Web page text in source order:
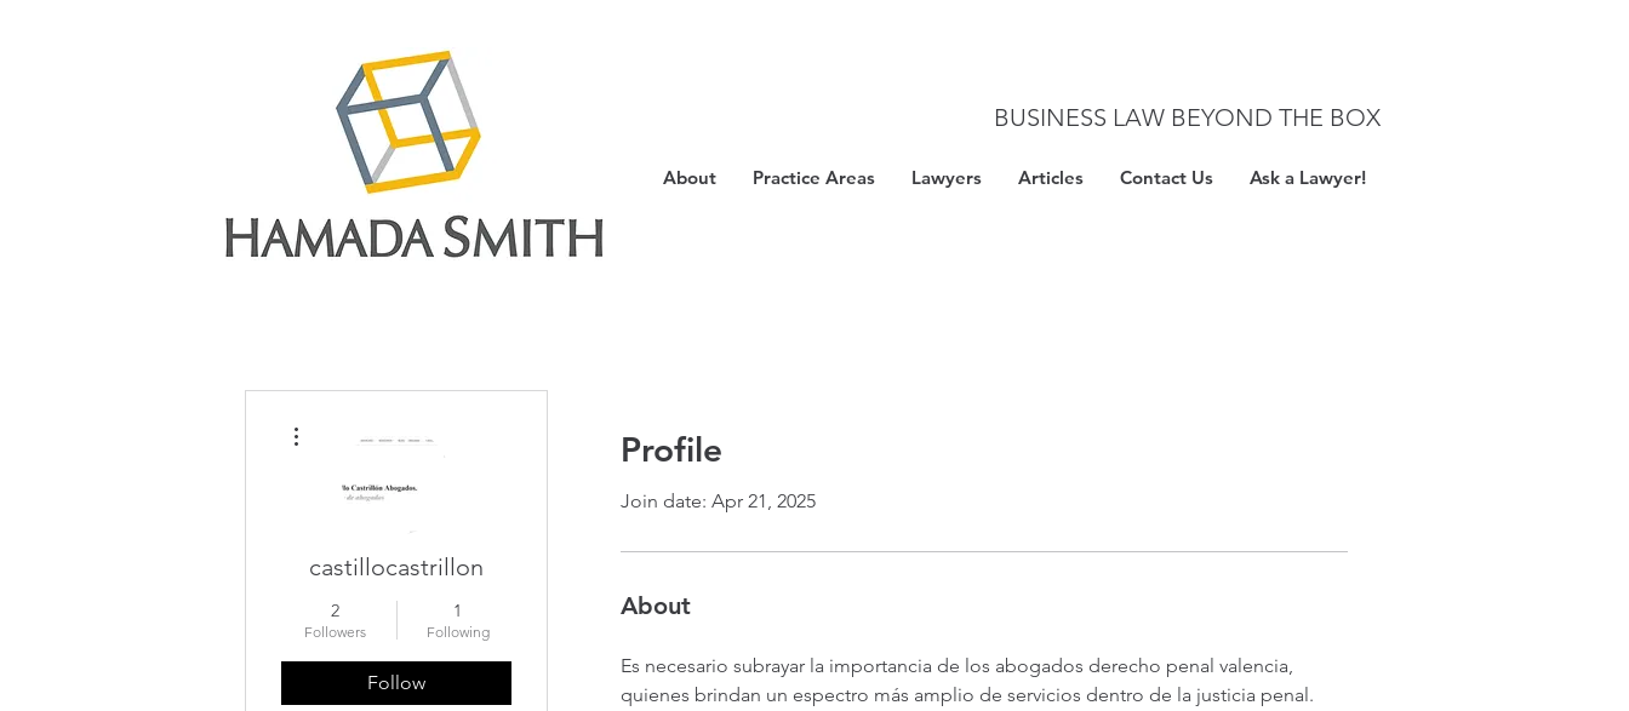
BUSINESS LAW BEYOND THE BOX
About Practice Areas Lawyers Articles Contact Us Ask a Lawyer!
Profile
Join date: Apr 21, 2025
About
Es necesario subrayar la importancia de los abogados derecho penal valencia,
quienes brindan un espectro más amplio de servicios dentro de la justicia penal.
castillocastrillon
2
Followers
1
Following
Follow